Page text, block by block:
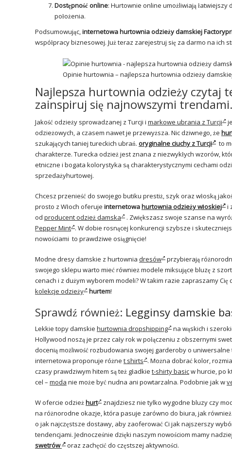
Dostępność online: Hurtownie online umożliwiają
położenia.
Podsumowując,internetowa hurtownia odzieży damskiej
współpracy biznesowej. Już teraz zarejestruj się za darmo na
Opinie hurtownia – najlepsza hurtownia odzieży
Najlepsza hurtownia odzieży czytaj
zainspiruj się najnowszymi trendami.
Jakość odzieży sprowadzanej z Turcji i markowe ubrania z Turcji
odzieżowych, a czasem nawet je przewyższa. Nic dziwnego, że
szukających taniej tureckich ubrań. oryginalne ciuchy z Turcji
to
charakterze. Turecka odzież jest znana z niezwykłych wzorów,
etniczne i bogata kolorystyka są charakterystycznymi cechami
sprzedażyhurtowej.
Chcesz przenieść do swojego butiku prestiż, szyk oraz włoską
prosto z Włoch oferuje internetowahurtownia odzieży włoskiej
i
od producent odzież damska
. Zwiększasz swoje szanse na
Pepper Mint . W dobie rosnącej konkurencji szybsze i
nowościami to prawdziwe osiągnięcie!
Modne dresy damskie z hurtownia dresów
przybierają
swojego sklepu warto mieć również modele miksujące bluzę z
cenach i z dużym wyborem modeli? W takim razie zapraszamy
kolekcje odzieży
hurtem!
Sprawdź również: Legginsy damskie
Lekkie topy damskie hurtownia dropshipping
na wąskich i
Hollywood noszą je przez cały rok w połączeniu z obszernymi
docenią możliwość rozbudowania swojej garderoby o uniwersalne
internetowa proponuje różne t shirts . Można dobrać kolor,
czasy prawdziwym hitem są też gładkie t-shirty basicw hurcie, po
cel – moda nie może być nudna ani powtarzalna. Podobnie jak w
W ofercie odzieżhurt znajdziesz nie tylko wygodne bluzy czy
na różnorodne okazje, która pasuje zarówno do biura, jak
o jak najczęstsze dostawy, aby zaoferować Ci jak najszerszy
tendencjami. Jednocześnie dzięki naszym nowościom mamy
swetrów
oraz zachęcić do częstszej aktywności.